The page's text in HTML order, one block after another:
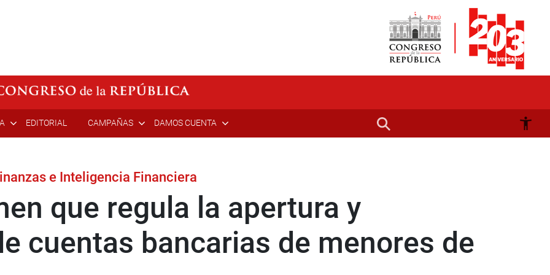
EDITORIAL CAMPAÑAS DAMOS CUENTA
e Inteligencia Financiera
que regula la apertura y
cuentas bancarias de menores de